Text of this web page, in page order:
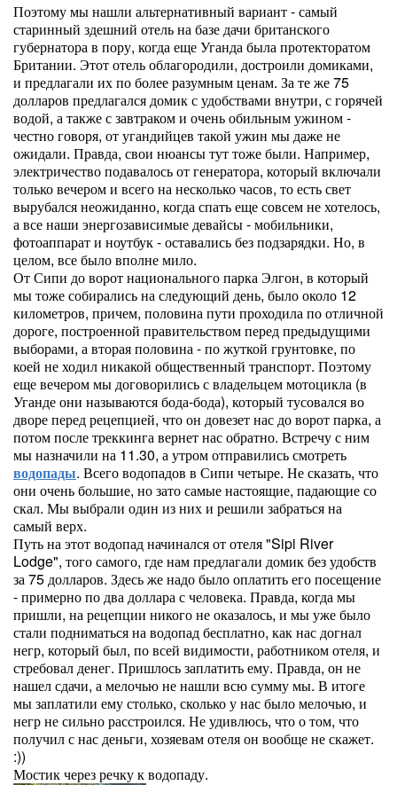
Поэтому мы нашли альтернативный вариант - самый
старинный здешний отель на базе дачи британского
губернатора в пору, когда еще Уганда была протекторатом
Британии. Этот отель облагородили, достроили домиками,
и предлагали их по более разумным ценам. За те же 75
долларов предлагался домик с удобствами внутри, с горячей
водой, а также с завтраком и очень обильным ужином -
честно говоря, от угандийцев такой ужин мы даже не
ожидали. Правда, свои нюансы тут тоже были. Например,
электричество подавалось от генератора, который включали
только вечером и всего на несколько часов, то есть свет
вырубался неожиданно, когда спать еще совсем не хотелось,
а все наши энергозависимые девайсы - мобильники,
фотоаппарат и ноутбук - оставались без подзарядки. Но, в
целом, все было вполне мило.
От Сипи до ворот национального парка Элгон, в который
мы тоже собирались на следующий день, было около 12
километров, причем, половина пути проходила по отличной
дороге, построенной правительством перед предыдущими
выборами, а вторая половина - по жуткой грунтовке, по
коей не ходил никакой общественный транспорт. Поэтому
еще вечером мы договорились с владельцем мотоцикла (в
Уганде они называются бода-бода), который тусовался во
дворе перед рецепцией, что он довезет нас до ворот парка, а
потом после треккинга вернет нас обратно. Встречу с ним
мы назначили на 11.30, а утром отправились смотреть
водопады. Всего водопадов в Сипи четыре. Не сказать, что
они очень большие, но зато самые настоящие, падающие со
скал. Мы выбрали один из них и решили забраться на
самый верх.
Путь на этот водопад начинался от отеля "Sipi River
Lodge", того самого, где нам предлагали домик без удобств
за 75 долларов. Здесь же надо было оплатить его посещение
- примерно по два доллара с человека. Правда, когда мы
пришли, на рецепции никого не оказалось, и мы уже было
стали подниматься на водопад бесплатно, как нас догнал
негр, который был, по всей видимости, работником отеля, и
стребовал денег. Пришлось заплатить ему. Правда, он не
нашел сдачи, а мелочью не нашли всю сумму мы. В итоге
мы заплатили ему столько, сколько у нас было мелочью, и
негр не сильно расстроился. Не удивлюсь, что о том, что
получил с нас деньги, хозяевам отеля он вообще не скажет.
:))
Мостик через речку к водопаду.